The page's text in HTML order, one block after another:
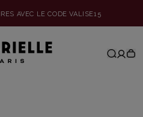
AVEC LE CODE VALISE15